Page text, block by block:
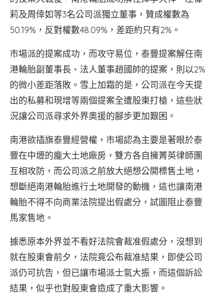
莉及周倖如等3名公司派獨立董事，贊成權數為
50.19%，反對權數48.09%，差距約只有2%。
市場派的提案成功，而攻守易位，泰豐提案解任南
港輪胎副董事長、法人董事趙國帥的提案，則以2%
的微小差距落敗。雪上加霜的是，公司派在今天提
出的私募和現增等兩個提案全遭股東打槍，這些狀
況讓公司派尋求外界奧援的腳步更加艱困。
南港欲插旗泰豐經營權，市場認為主要是著眼於泰
豐在中壢的龐大土地廠房，雙方各自擁菁英律師團
互相攻防，而公司派之前放大絕想公開標售土地，
想斷絕南港輪胎進行土地開發的動機，這也讓南港
輪胎不得不向商業法院提出假處分，試圖阻止泰豐
馬家售地。
據悉原本外界並不看好法院會裁准假處分，沒想到
就在股東會前夕，法院竟公布裁准結果，即使公司
派仍可抗告，但已讓市場派士氣大振，而這個訴訟
結果，似乎也對股東會造成了重大影響。